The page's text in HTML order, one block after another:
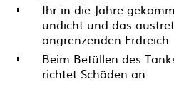
Ihr in die Jahre
undicht und das
angrenzenden Erdreich.
Beim Befüllen des
richtet Schäden an.